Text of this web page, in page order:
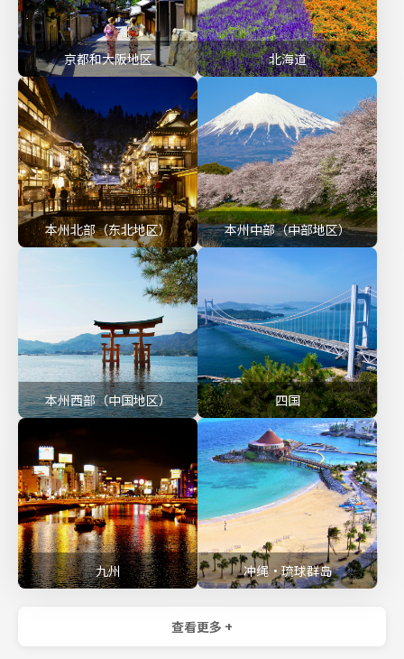
京都和大阪地区 北海道
本州北部（东北地区） 本州中部（中部地区）
本州西部（中国地区） 四国
九州 冲绳・琉球群岛
查看更多 +